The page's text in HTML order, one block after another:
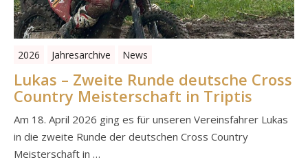
2026 Jahresarchive News
Lukas – Zweite Runde deutsche Cross
Country Meisterschaft in Triptis
Am 18. April 2026 ging es für unseren Vereinsfahrer Lukas
in die zweite Runde der deutschen Cross Country
Meisterschaft in …